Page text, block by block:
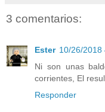
3 comentarios:
Ester 10/26/2018
Ni son unas
corrientes, El
Responder